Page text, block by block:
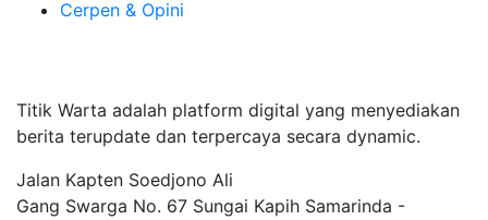
Cerpen & Opini
Titik Warta adalah platform digital yang menyediakan
berita terupdate dan terpercaya secara dynamic.
Jalan Kapten Soedjono Ali
Gang Swarga No. 67 Sungai Kapih Samarinda -